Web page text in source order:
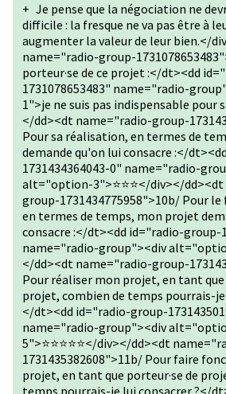
+ Je pense que la négociation ne
difficile : la fresque ne va pas être à
augmenter la valeur de leur bien.</
name="radio-group-
porteur·se de ce projet :</dt><dd
1731078653483" name="radio-
1">je ne suis pas indispensable pour
</dd><dt name="radio-group-
Pour sa réalisation, en termes de
demande qu'on lui consacre :</
1731434364043-0" name="radio-
alt="option-3">⭐⭐⭐</div></
group-1731434775958">10b/ Pour
en termes de temps, mon projet
consacre :</dt><dd id="radio-group-
name="radio-group"><div
</dd><dt name="radio-group-
Pour réaliser mon projet, en tant que
projet, combien de temps pourrais-je
</dt><dd id="radio-group-
name="radio-group"><div
5">⭐⭐⭐⭐⭐</div></dd><dt
1731435382608">11b/ Pour faire
projet, en tant que porteur·se de
temps pourrais-je lui consacrer ?</